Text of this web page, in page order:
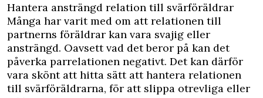
Hantera ansträngd relation till svärföräldrar
Många har varit med om att relationen till
partnerns föräldrar kan vara svajig eller
ansträngd. Oavsett vad det beror på kan det
påverka parrelationen negativt. Det kan därför
vara skönt att hitta sätt att hantera relationen
till svärföräldrarna, för att slippa otrevliga eller